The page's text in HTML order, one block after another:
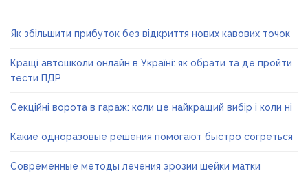
Як збільшити прибуток без відкриття нових кавових точок
Кращі автошколи онлайн в Україні: як обрати та де пройти
тести ПДР
Секційні ворота в гараж: коли це найкращий вибір і коли ні
Какие одноразовые решения помогают быстро согреться
Современные методы лечения эрозии шейки матки